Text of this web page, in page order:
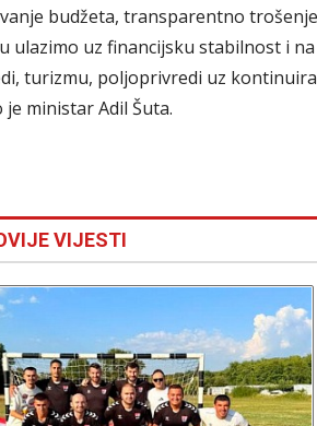
budžeta, transparentno
ulazimo uz financijsku stabilnost i
turizmu, poljoprivredi uz
je ministar Adil Šuta.
VIJESTI